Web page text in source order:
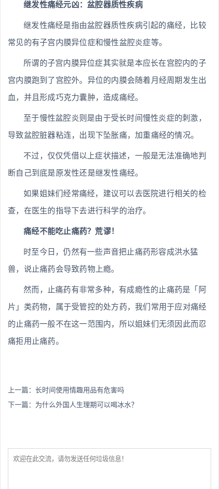
继发性痛经元凶：盆腔器质性疾病
继发性痛经是指由盆腔器质性疾病引起的痛经，比较
常见的有子宫内膜异位症和慢性盆腔炎症等。
所谓的子宫内膜异位症其实就是本应长在宫腔内的子
宫内膜跑到了宫腔外。异位的内膜会随着月经周期发生出
血，并且形成巧克力囊肿，造成痛经。
至于慢性盆腔炎则是由于受长时间慢性炎症的刺激，
导致盆腔脏器粘连，出现下坠胀痛，加重痛经的情况。
不过，仅仅凭借以上症状描述，一般是无法准确地判
断自己到底是原发性还是继发性痛经。
如果姐妹们经常痛经，建议可以去医院进行相关的检
查，在医生的指导下去进行科学的治疗。
痛经不能吃止痛药？荒谬！
时至今日，仍然有一些声音把止痛药形容成洪水猛
兽，说止痛药会导致药物上瘾。
然而，止痛药有非常多种，有成瘾性的止痛药是「阿
片」类药物，属于受管控的处方药，我们常用于应对痛经
的止痛药一般不在这一范围内，所以姐妹们无须因此而忍
痛拒用止痛药。
上一篇： 长时间使用情趣用品有危害吗
下一篇： 为什么外国人生理期可以喝冰水？